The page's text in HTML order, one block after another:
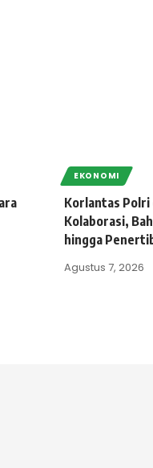
EKONOMI
Korlantas Polri
Kolaborasi,
hingga
Agustus 7, 2026